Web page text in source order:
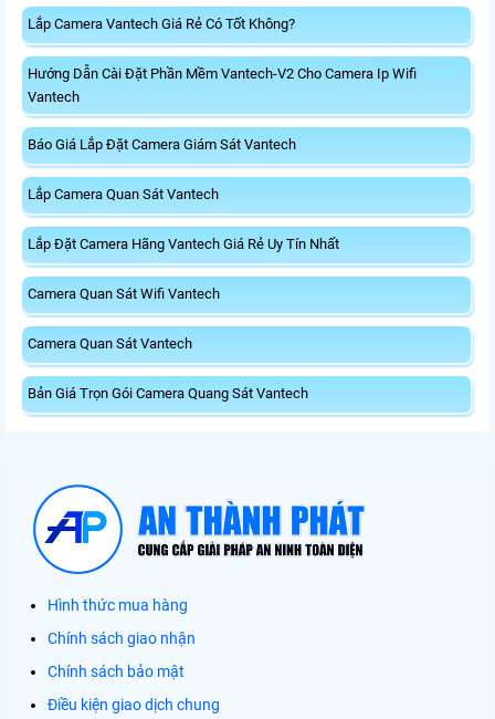
Lắp Camera Vantech Giá Rẻ Có Tốt Không?
Hướng Dẫn Cài Đặt Phần Mềm Vantech-V2 Cho Camera Ip Wifi
Vantech
Báo Giá Lắp Đặt Camera Giám Sát Vantech
Lắp Camera Quan Sát Vantech
Lắp Đặt Camera Hãng Vantech Giá Rẻ Uy Tín Nhất
Camera Quan Sát Wifi Vantech
Camera Quan Sát Vantech
Bản Giá Trọn Gói Camera Quang Sát Vantech
Hình thức mua hàng
Chính sách giao nhận
Chính sách bảo mật
Điều kiện giao dịch chung